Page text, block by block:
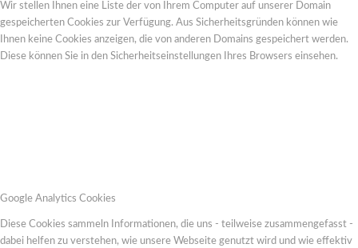
Wir stellen Ihnen eine Liste der von Ihrem Computer auf unserer Domain
gespeicherten Cookies zur Verfügung. Aus Sicherheitsgründen können wie
Ihnen keine Cookies anzeigen, die von anderen Domains gespeichert werden.
Diese können Sie in den Sicherheitseinstellungen Ihres Browsers einsehen.
Google Analytics Cookies
Diese Cookies sammeln Informationen, die uns - teilweise zusammengefasst -
dabei helfen zu verstehen, wie unsere Webseite genutzt wird und wie effektiv